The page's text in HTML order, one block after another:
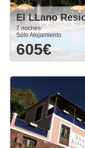
El LLano
7 noches
Sólo Alojamiento
605€